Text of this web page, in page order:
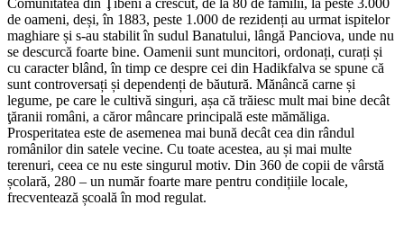
Comunitatea din Ţibeni a crescut, de la 80 de familii, la peste 3.000
de oameni, deși, în 1883, peste 1.000 de rezidenți au urmat ispitelor
maghiare și s-au stabilit în sudul Banatului, lângă Panciova, unde nu
se descurcă foarte bine. Oamenii sunt muncitori, ordonați, curați și
cu caracter blând, în timp ce despre cei din Hadikfalva se spune că
sunt controversați și dependenți de băutură. Mănâncă carne și
legume, pe care le cultivă singuri, așa că trăiesc mult mai bine decât
ţăranii români, a căror mâncare principală este mămăliga.
Prosperitatea este de asemenea mai bună decât cea din ​​rândul
românilor din satele vecine. Cu toate acestea, au și mai multe
terenuri, ceea ce nu este singurul motiv. Din 360 de copii de vârstă
școlară, 280 – un număr foarte mare pentru condițiile locale,
frecventează școală în mod regulat.